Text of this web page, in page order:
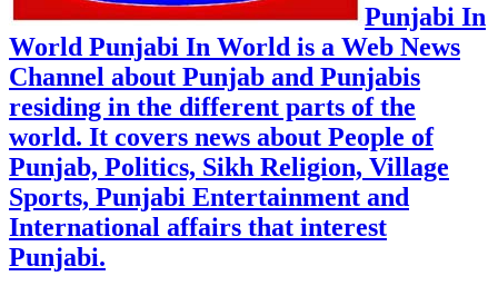
Punjabi In
World Punjabi In World is a Web News
Channel about Punjab and Punjabis
residing in the different parts of the
world. It covers news about People of
Punjab, Politics, Sikh Religion, Village
Sports, Punjabi Entertainment and
International affairs that interest
Punjabi.